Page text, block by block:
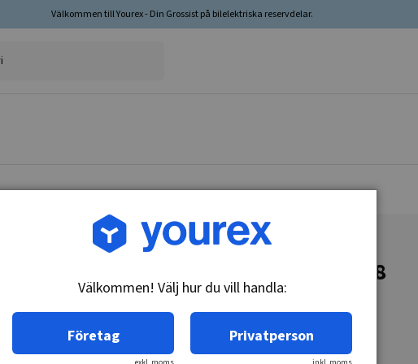
Välkommen till Yourex - Din Grossist på bilelektriska reservdelar.
Artikelnr: Y-677
Terminalbult (+), M6/M8x38
Välkommen! Välj hur du vill handla:
Företag Privatperson